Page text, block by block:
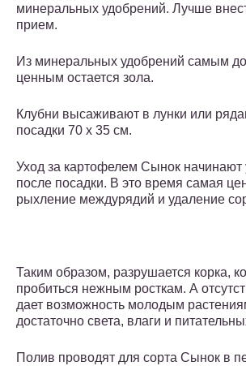
минеральных удобрений. Лучше
прием.
Из минеральных удобрений самым
ценным остается зола.
Клубни высаживают в лунки или
посадки 70 х 35 см.
Уход за картофелем Сынок начинают
после посадки. В это время самая
рыхление междурядий и удаление
Таким образом, разрушается корка,
пробиться нежным росткам. А
дает возможность молодым
достаточно света, влаги и
Полив проводят для сорта Сынок в